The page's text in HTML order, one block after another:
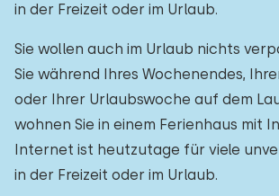
in der Freizeit oder im Urlaub.
Sie wollen auch im Urlaub nichts
Sie während Ihres Wochenendes,
oder Ihrer Urlaubswoche auf dem
wohnen Sie in einem Ferienhaus mit
Internet ist heutzutage für viele
in der Freizeit oder im Urlaub.